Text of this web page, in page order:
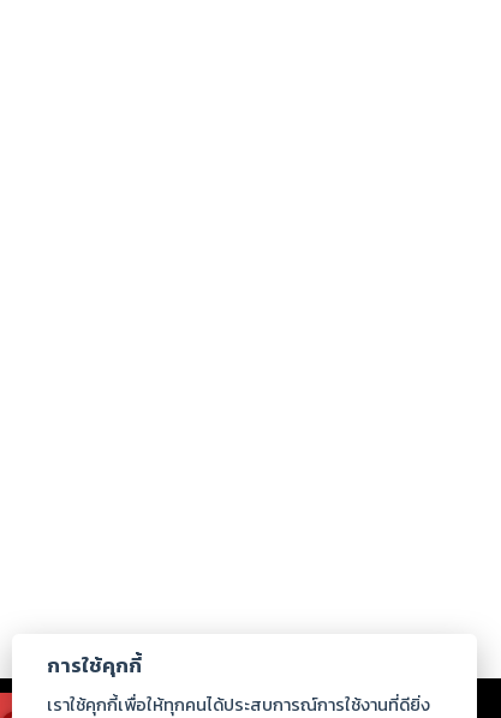
ร่วมงานกับเรา ดาวน์โหลด
การใช้คุกกี้
เราใช้คุกกี้เพื่อให้ทุกคนได้ประสบการณ์การใช้งานที่ดียิ่ง